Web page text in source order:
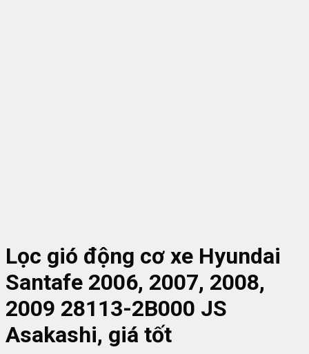
Lọc gió động cơ xe Hyundai
Santafe 2006, 2007, 2008,
2009 28113-2B000 JS
Asakashi, giá tốt